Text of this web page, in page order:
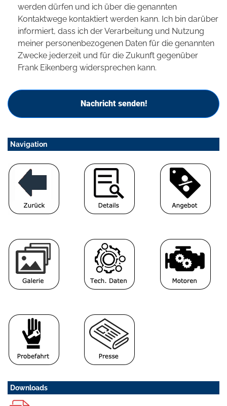
werden dürfen und ich über die genannten
Kontaktwege kontaktiert werden kann. Ich bin darüber
informiert, dass ich der Verarbeitung und Nutzung
meiner personenbezogenen Daten für die genannten
Zwecke jederzeit und für die Zukunft gegenüber
Frank Eikenberg widersprechen kann.
Nachricht senden!
Navigation
Downloads